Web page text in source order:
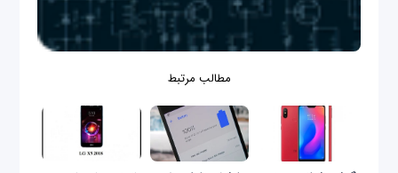
مطالب مرتبط